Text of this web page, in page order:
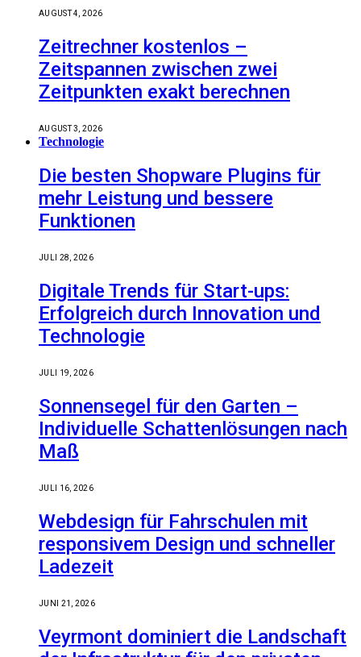
AUGUST 4, 2026
Zeitrechner kostenlos –
Zeitspannen zwischen zwei
Zeitpunkten exakt berechnen
AUGUST 3, 2026
Technologie
Die besten Shopware Plugins für
mehr Leistung und bessere
Funktionen
JULI 28, 2026
Digitale Trends für Start-ups:
Erfolgreich durch Innovation und
Technologie
JULI 19, 2026
Sonnensegel für den Garten –
Individuelle Schattenlösungen nach
Maß
JULI 16, 2026
Webdesign für Fahrschulen mit
responsivem Design und schneller
Ladezeit
JUNI 21, 2026
Veyrmont dominiert die Landschaft